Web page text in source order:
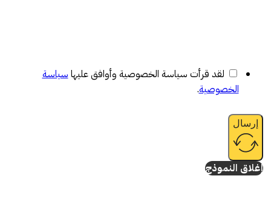
لقد قرأت سياسة الخصوصية وأوافق عليها سياسة
الخصوصية.
إرسال
إغلاق النموذج